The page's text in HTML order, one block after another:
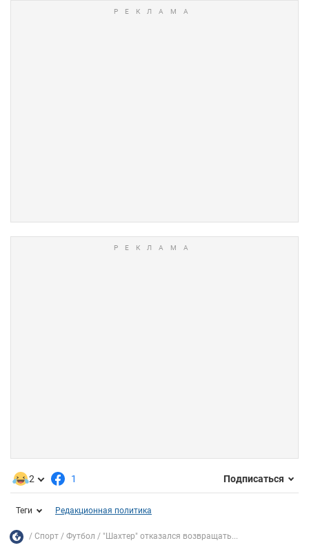
2 1 Подписаться
Теги Редакционная политика
Спорт Футбол "Шахтер" отказался возвращать...